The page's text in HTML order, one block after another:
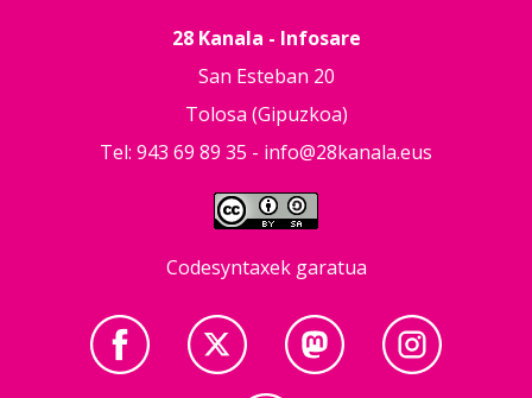
28 Kanala - Infosare
San Esteban 20
Tolosa (Gipuzkoa)
Tel: 943 69 89 35 - info@28kanala.eus
Codesyntaxek garatua